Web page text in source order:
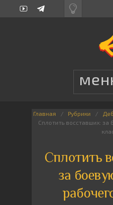
Главная Рубрики
Сплотить восставших:
Сплотить
за